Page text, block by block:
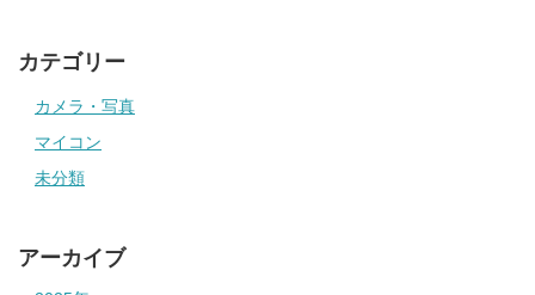
カテゴリー
カメラ・写真
マイコン
未分類
アーカイブ